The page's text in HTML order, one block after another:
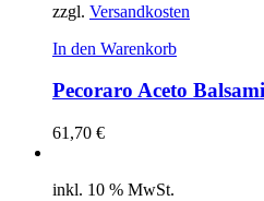
zzgl. Versandkosten
In den Warenkorb
Pecoraro Aceto
61,70 €
inkl. 10 % MwSt.